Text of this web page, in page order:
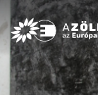
Greens/EFA